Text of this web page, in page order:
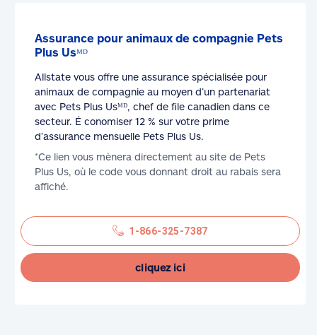
Assurance pour animaux de compagnie Pets
Plus Usᴹᴰ
Allstate vous offre une assurance spécialisée pour
animaux de compagnie au moyen d’un partenariat
avec Pets Plus Usᴹᴰ, chef de file canadien dans ce
secteur. É conomiser 12 % sur votre prime
d’assurance mensuelle Pets Plus Us.
*Ce lien vous mènera directement au site de Pets
Plus Us, où le code vous donnant droit au rabais sera
affiché.
1-866-325-7387
cliquez ici